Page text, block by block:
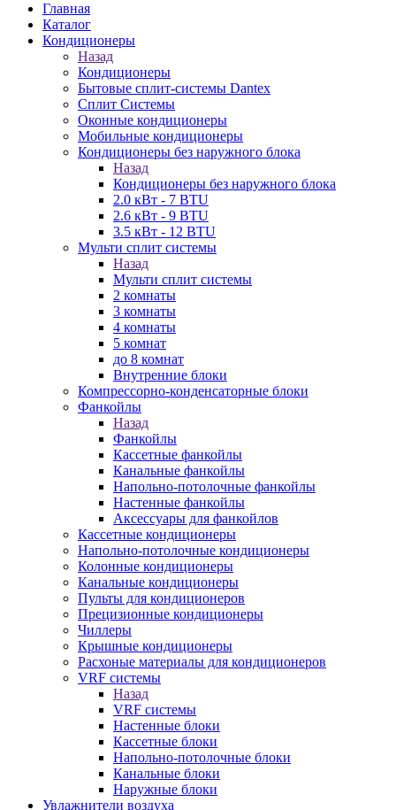
Главная
Каталог
Кондиционеры
Назад
Кондиционеры
Бытовые сплит-системы Dantex
Сплит Системы
Оконные кондиционеры
Мобильные кондиционеры
Кондиционеры без наружного блока
Назад
Кондиционеры без наружного блока
2.0 кВт - 7 BTU
2.6 кВт - 9 BTU
3.5 кВт - 12 BTU
Мульти сплит системы
Назад
Мульти сплит системы
2 комнаты
3 комнаты
4 комнаты
5 комнат
до 8 комнат
Внутренние блоки
Компрессорно-конденсаторные блоки
Фанкойлы
Назад
Фанкойлы
Кассетные фанкойлы
Канальные фанкойлы
Напольно-потолочные фанкойлы
Настенные фанкойлы
Аксессуары для фанкойлов
Кассетные кондиционеры
Напольно-потолочные кондиционеры
Колонные кондиционеры
Канальные кондиционеры
Пульты для кондиционеров
Прецизионные кондиционеры
Чиллеры
Крышные кондиционеры
Расхоные материалы для кондиционеров
VRF системы
Назад
VRF системы
Настенные блоки
Кассетные блоки
Напольно-потолочные блоки
Канальные блоки
Наружные блоки
Увлажнители воздуха